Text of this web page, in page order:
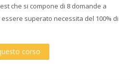
che si compone di 8 domande a
superato necessita del 100% di
corso